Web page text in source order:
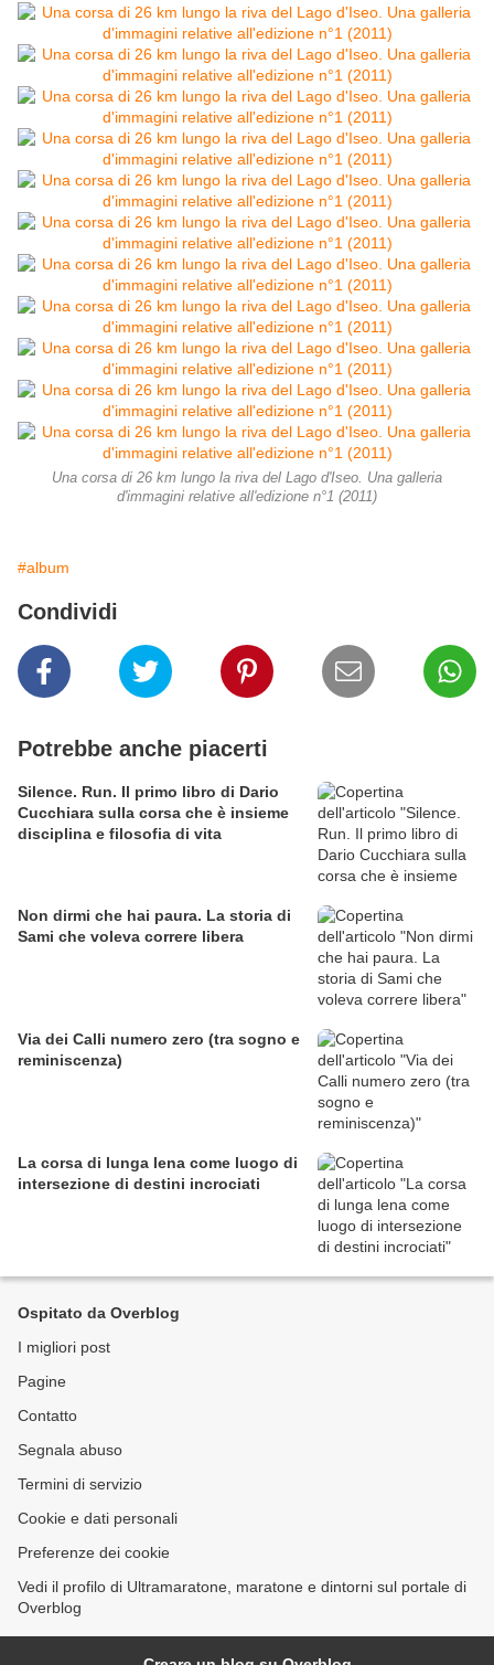
Una corsa di 26 km lungo la riva del Lago d'Iseo. Una galleria
d'immagini relative all'edizione n°1 (2011)
#album
Condividi
Potrebbe anche piacerti
Silence. Run. Il primo libro di Dario
Cucchiara sulla corsa che è insieme
disciplina e filosofia di vita
Non dirmi che hai paura. La storia di
Sami che voleva correre libera
Via dei Calli numero zero (tra sogno e
reminiscenza)
La corsa di lunga lena come luogo di
intersezione di destini incrociati
Ospitato da Overblog
I migliori post
Pagine
Contatto
Segnala abuso
Termini di servizio
Cookie e dati personali
Preferenze dei cookie
Vedi il profilo di Ultramaratone, maratone e dintorni sul portale di
Overblog